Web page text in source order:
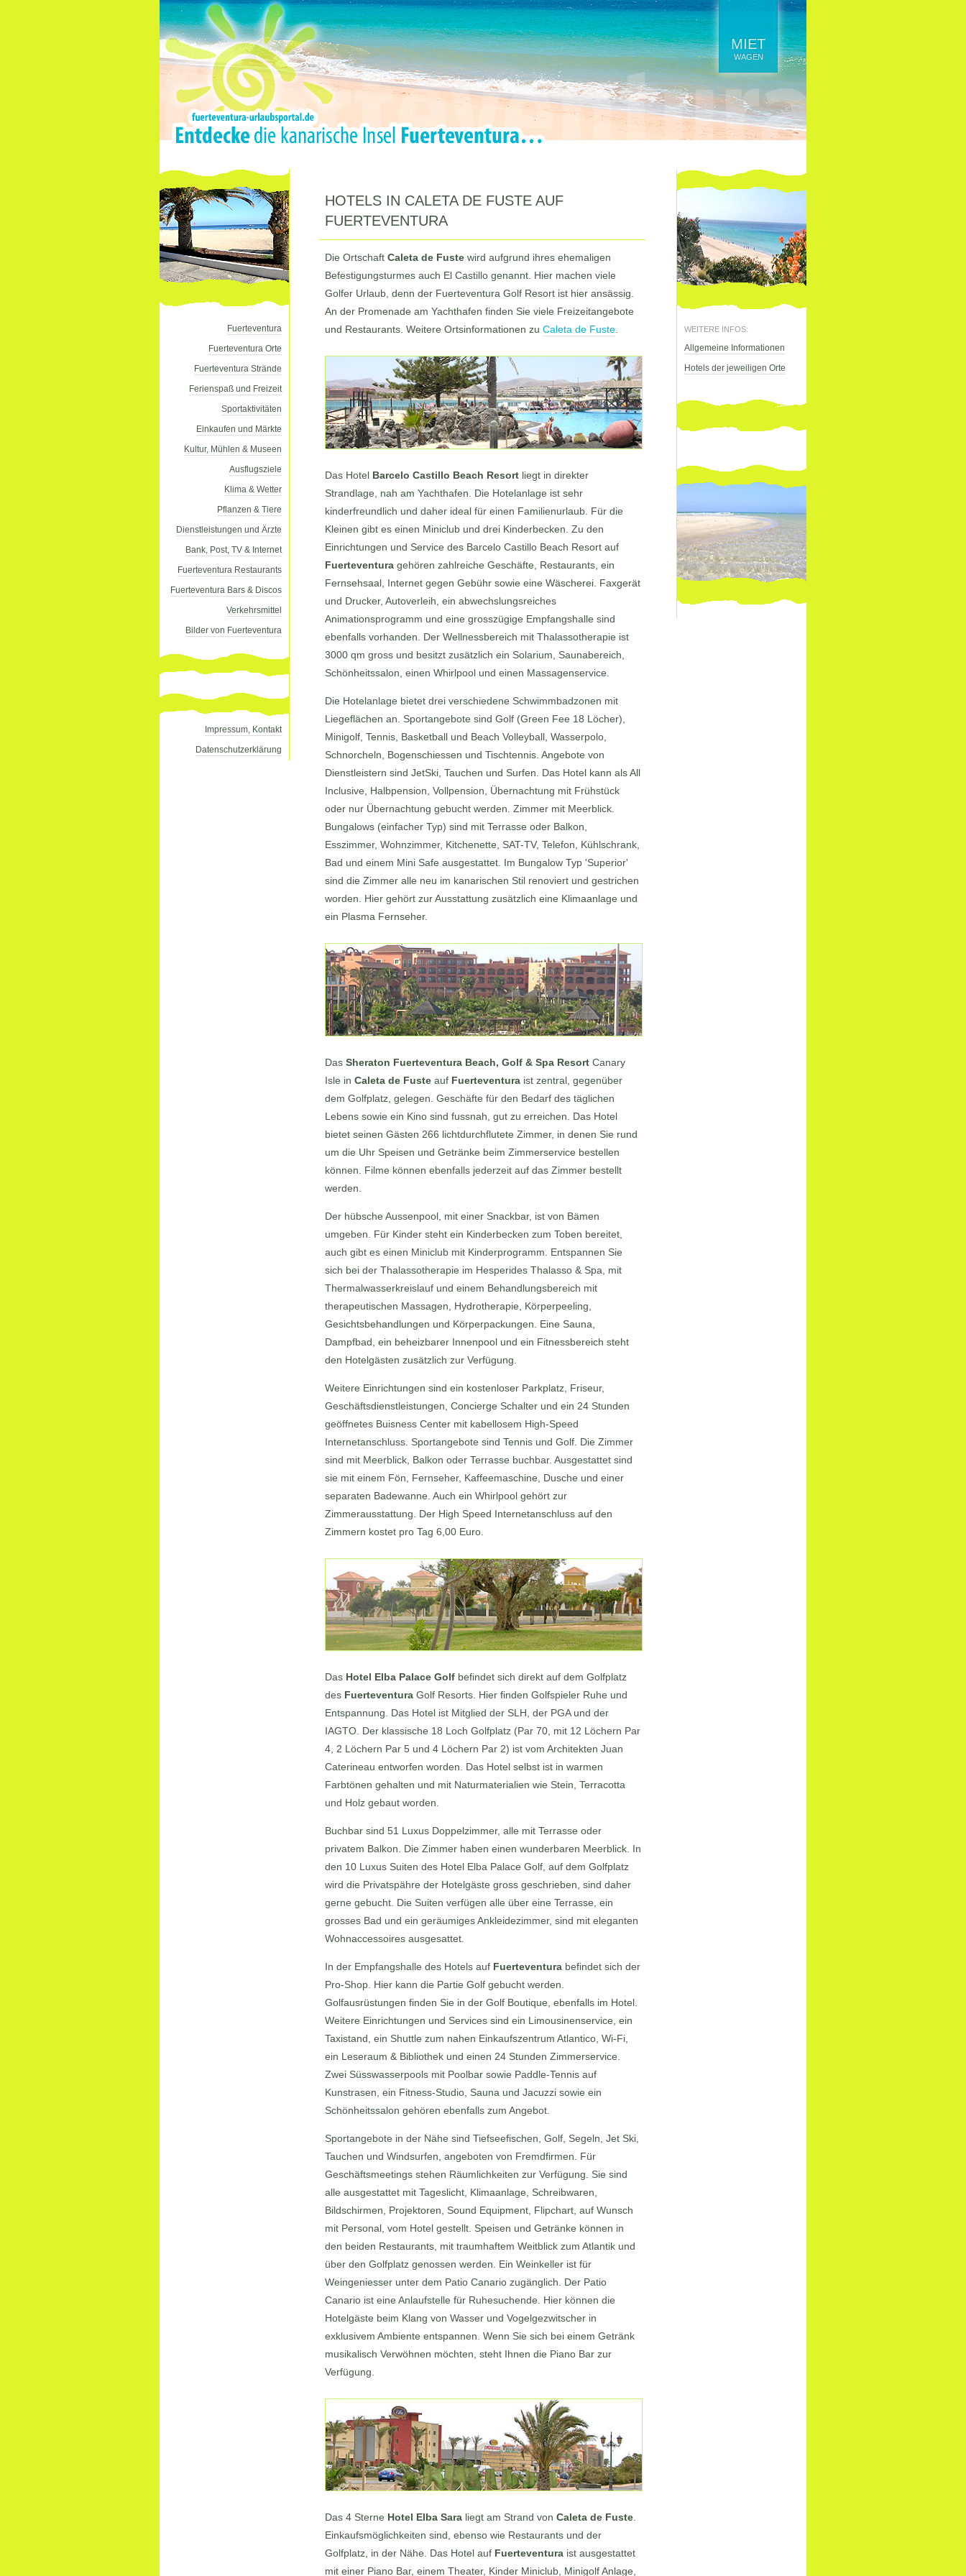
MIET
WAGEN
Fuerteventura
Fuerteventura Orte
Fuerteventura Strände
Ferienspaß und Freizeit
Sportaktivitäten
Einkaufen und Märkte
Kultur, Mühlen & Museen
Ausflugsziele
Klima & Wetter
Pflanzen & Tiere
Dienstleistungen und Ärzte
Bank, Post, TV & Internet
Fuerteventura Restaurants
Fuerteventura Bars & Discos
Verkehrsmittel
Bilder von Fuerteventura
Impressum, Kontakt
Datenschutzerklärung
WEITERE INFOS:
Allgemeine Informationen
Hotels der jeweiligen Orte
HOTELS IN CALETA DE FUSTE AUF
FUERTEVENTURA
Die Ortschaft Caleta de Fuste wird aufgrund ihres ehemaligen
Befestigungsturmes auch El Castillo genannt. Hier machen viele
Golfer Urlaub, denn der Fuerteventura Golf Resort ist hier ansässig.
An der Promenade am Yachthafen finden Sie viele Freizeitangebote
und Restaurants. Weitere Ortsinformationen zu Caleta de Fuste
Das Hotel Barcelo Castillo Beach Resort liegt in direkter
Strandlage, nah am Yachthafen. Die Hotelanlage ist sehr
kinderfreundlich und daher ideal für einen Familienurlaub. Für die
Kleinen gibt es einen Miniclub und drei Kinderbecken. Zu den
Einrichtungen und Service des Barcelo Castillo Beach Resort auf
Fuerteventura gehören zahlreiche Geschäfte, Restaurants, ein
Fernsehsaal, Internet gegen Gebühr sowie eine Wäscherei. Faxgerät
und Drucker, Autoverleih, ein abwechslungsreiches
Animationsprogramm und eine grosszügige Empfangshalle sind
ebenfalls vorhanden. Der Wellnessbereich mit Thalassotherapie ist
3000 qm gross und besitzt zusätzlich ein Solarium, Saunabereich,
Schönheitssalon, einen Whirlpool und einen Massagenservice.
Die Hotelanlage bietet drei verschiedene Schwimmbadzonen mit
Liegeflächen an. Sportangebote sind Golf (Green Fee 18 Löcher),
Minigolf, Tennis, Basketball und Beach Volleyball, Wasserpolo,
Schnorcheln, Bogenschiessen und Tischtennis. Angebote von
Dienstleistern sind JetSki, Tauchen und Surfen. Das Hotel kann als All
Inclusive, Halbpension, Vollpension, Übernachtung mit Frühstück
oder nur Übernachtung gebucht werden. Zimmer mit Meerblick.
Bungalows (einfacher Typ) sind mit Terrasse oder Balkon,
Esszimmer, Wohnzimmer, Kitchenette, SAT-TV, Telefon, Kühlschrank,
Bad und einem Mini Safe ausgestattet. Im Bungalow Typ 'Superior'
sind die Zimmer alle neu im kanarischen Stil renoviert und gestrichen
worden. Hier gehört zur Ausstattung zusätzlich eine Klimaanlage und
ein Plasma Fernseher.
Das Sheraton Fuerteventura Beach, Golf & Spa Resort Canary
Isle in Caleta de Fuste auf Fuerteventura ist zentral, gegenüber
dem Golfplatz, gelegen. Geschäfte für den Bedarf des täglichen
Lebens sowie ein Kino sind fussnah, gut zu erreichen. Das Hotel
bietet seinen Gästen 266 lichtdurchflutete Zimmer, in denen Sie rund
um die Uhr Speisen und Getränke beim Zimmerservice bestellen
können. Filme können ebenfalls jederzeit auf das Zimmer bestellt
werden.
Der hübsche Aussenpool, mit einer Snackbar, ist von Bämen
umgeben. Für Kinder steht ein Kinderbecken zum Toben bereitet,
auch gibt es einen Miniclub mit Kinderprogramm. Entspannen Sie
sich bei der Thalassotherapie im Hesperides Thalasso & Spa, mit
Thermalwasserkreislauf und einem Behandlungsbereich mit
therapeutischen Massagen, Hydrotherapie, Körperpeeling,
Gesichtsbehandlungen und Körperpackungen. Eine Sauna,
Dampfbad, ein beheizbarer Innenpool und ein Fitnessbereich steht
den Hotelgästen zusätzlich zur Verfügung.
Weitere Einrichtungen sind ein kostenloser Parkplatz, Friseur,
Geschäftsdienstleistungen, Concierge Schalter und ein 24 Stunden
geöffnetes Buisness Center mit kabellosem High-Speed
Internetanschluss. Sportangebote sind Tennis und Golf. Die Zimmer
sind mit Meerblick, Balkon oder Terrasse buchbar. Ausgestattet sind
sie mit einem Fön, Fernseher, Kaffeemaschine, Dusche und einer
separaten Badewanne. Auch ein Whirlpool gehört zur
Zimmerausstattung. Der High Speed Internetanschluss auf den
Zimmern kostet pro Tag 6,00 Euro.
Das Hotel Elba Palace Golf befindet sich direkt auf dem Golfplatz
des Fuerteventura Golf Resorts. Hier finden Golfspieler Ruhe und
Entspannung. Das Hotel ist Mitglied der SLH, der PGA und der
IAGTO. Der klassische 18 Loch Golfplatz (Par 70, mit 12 Löchern Par
4, 2 Löchern Par 5 und 4 Löchern Par 2) ist vom Architekten Juan
Caterineau entworfen worden. Das Hotel selbst ist in warmen
Farbtönen gehalten und mit Naturmaterialien wie Stein, Terracotta
und Holz gebaut worden.
Buchbar sind 51 Luxus Doppelzimmer, alle mit Terrasse oder
privatem Balkon. Die Zimmer haben einen wunderbaren Meerblick. In
den 10 Luxus Suiten des Hotel Elba Palace Golf, auf dem Golfplatz
wird die Privatspähre der Hotelgäste gross geschrieben, sind daher
gerne gebucht. Die Suiten verfügen alle über eine Terrasse, ein
grosses Bad und ein geräumiges Ankleidezimmer, sind mit eleganten
Wohnaccessoires ausgesattet.
In der Empfangshalle des Hotels auf Fuerteventura befindet sich der
Pro-Shop. Hier kann die Partie Golf gebucht werden.
Golfausrüstungen finden Sie in der Golf Boutique, ebenfalls im Hotel.
Weitere Einrichtungen und Services sind ein Limousinenservice, ein
Taxistand, ein Shuttle zum nahen Einkaufszentrum Atlantico, Wi-Fi,
ein Leseraum & Bibliothek und einen 24 Stunden Zimmerservice.
Zwei Süsswasserpools mit Poolbar sowie Paddle-Tennis auf
Kunstrasen, ein Fitness-Studio, Sauna und Jacuzzi sowie ein
Schönheitssalon gehören ebenfalls zum Angebot.
Sportangebote in der Nähe sind Tiefseefischen, Golf, Segeln, Jet Ski,
Tauchen und Windsurfen, angeboten von Fremdfirmen. Für
Geschäftsmeetings stehen Räumlichkeiten zur Verfügung. Sie sind
alle ausgestattet mit Tageslicht, Klimaanlage, Schreibwaren,
Bildschirmen, Projektoren, Sound Equipment, Flipchart, auf Wunsch
mit Personal, vom Hotel gestellt. Speisen und Getränke können in
den beiden Restaurants, mit traumhaftem Weitblick zum Atlantik und
über den Golfplatz genossen werden. Ein Weinkeller ist für
Weingeniesser unter dem Patio Canario zugänglich. Der Patio
Canario ist eine Anlaufstelle für Ruhesuchende. Hier können die
Hotelgäste beim Klang von Wasser und Vogelgezwitscher in
exklusivem Ambiente entspannen. Wenn Sie sich bei einem Getränk
musikalisch Verwöhnen möchten, steht Ihnen die Piano Bar zur
Verfügung.
Das 4 Sterne Hotel Elba Sara liegt am Strand von Caleta de Fuste.
Einkaufsmöglichkeiten sind, ebenso wie Restaurants und der
Golfplatz, in der Nähe. Das Hotel auf Fuerteventura ist ausgestattet
mit einer Piano Bar, einem Theater, Kinder Miniclub, Minigolf Anlage,